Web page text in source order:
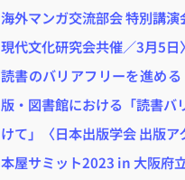
海外マンガ交流部会 特別講
現代文化研究会共催／3月5日〉
読書のバリアフリーを進め
版・図書館における「読書バ
けて」〈日本出版学会 出版
本屋サミット2023 in 大阪府